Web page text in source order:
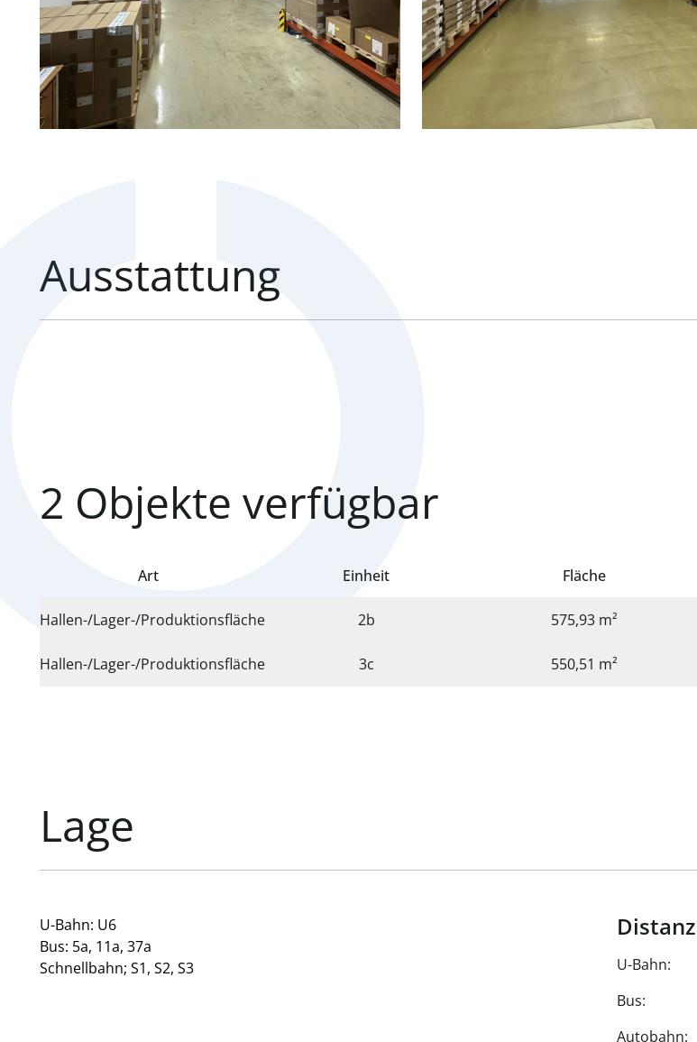
Ausstattung
2 verfügbare Einheiten gefunden.
2 Objekte verfügbar
Art Einheit Fläche
Hallen-/Lager-/Produktionsfläche 2b 575,93 m²
Hallen-/Lager-/Produktionsfläche 3c 550,51 m²
Lage
U-Bahn: U6
Bus: 5a, 11a, 37a
Schnellbahn; S1, S2, S3
Distanz
U-Bahn:
Bus:
Autobahn: